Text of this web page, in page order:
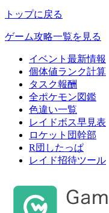
トップに戻る
ゲーム攻略一覧を見る
イベント最新情報
個体値ランク計算
タスク報酬
全ポケモン図鑑
色違い一覧
レイドボス早見表
ロケット団幹部
R団したっぱ
レイド招待ツール